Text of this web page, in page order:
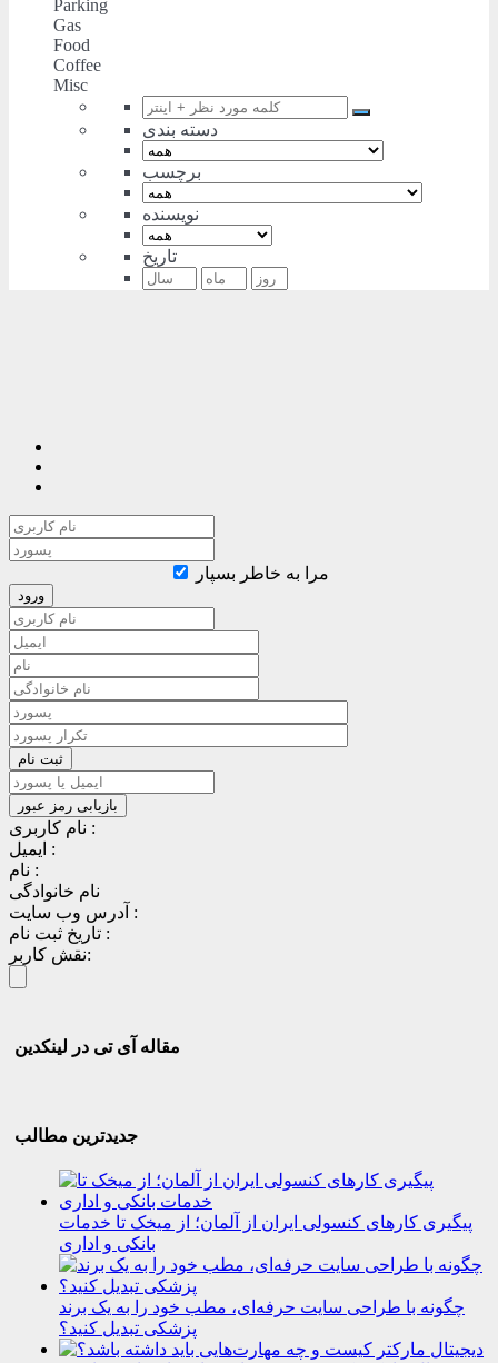
Parking
Gas
Food
Coffee
Misc
دسته بندی
برچسب
نویسنده
تاریخ
مرا به خاطر بسپار
نام کاربری :
ایمیل :
نام :
نام خانوادگی
آدرس وب سایت :
تاریخ ثبت نام :
نقش کاربر:
مقاله آی تی در لینکدین
جدیدترین مطالب
پیگیری کارهای کنسولی ایران از آلمان؛ از میخک تا خدمات
بانکی و اداری
چگونه با طراحی سایت حرفه‌ای، مطب خود را به یک برند
پزشکی تبدیل کنید؟